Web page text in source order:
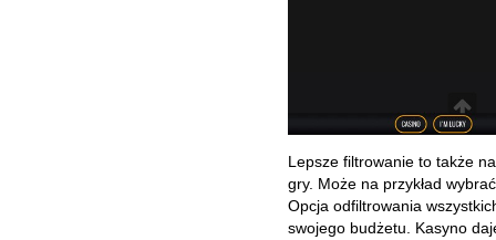
Lepsze filtrowanie to także
gry. Może na przykład
Opcja odfiltrowania
swojego budżetu. Kasyno